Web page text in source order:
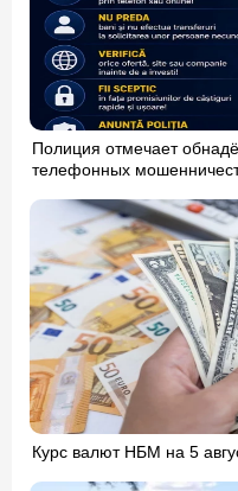
Полиция отмечает
телефонных
Курс валют НБМ на 5